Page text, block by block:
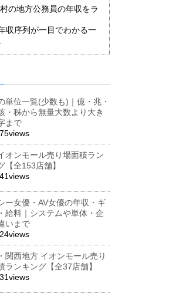
の地方公務員の年収をラ
収序列が一目でわかる一
単位一覧(少数も)｜億・兆・
・秭から無量大数より大き
まで
オンモール売り場面積ラン
【全153店舗】
ー女優・AV女優の年収・ギ
給料｜システムや単体・企
いまで
関西地方 イオンモール売り
ランキング【全37店舗】